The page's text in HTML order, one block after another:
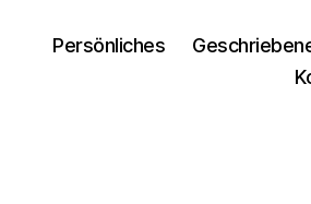
Persönliches